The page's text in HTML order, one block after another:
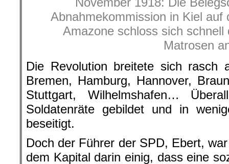
hinstreben.“
Mittlerweile hatte sich die
auch Berlin erreicht. Nach dem
Betriebe mit ca. 80 Mitgliedern
gebildet. Deren
der USPD zu Fall gebracht und
mehrere Mitglieder verhaftet. Für
zum Generalstreik in Berlin
sich darauf vor. Aber Truppen, die
kamen wegen der revolutionären